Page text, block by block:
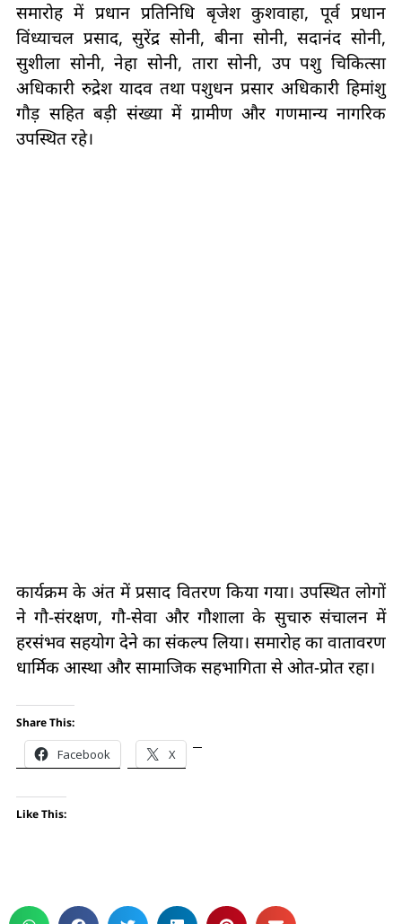
समारोह में प्रधान प्रतिनिधि बृजेश कुशवाहा, पूर्व प्रधान
विंध्याचल प्रसाद, सुरेंद्र सोनी, बीना सोनी, सदानंद सोनी,
सुशीला सोनी, नेहा सोनी, तारा सोनी, उप पशु चिकित्सा
अधिकारी रुद्रेश यादव तथा पशुधन प्रसार अधिकारी हिमांशु
गौड़ सहित बड़ी संख्या में ग्रामीण और गणमान्य नागरिक
उपस्थित रहे।
कार्यक्रम के अंत में प्रसाद वितरण किया गया। उपस्थित लोगों
ने गौ-संरक्षण, गौ-सेवा और गौशाला के सुचारु संचालन में
हरसंभव सहयोग देने का संकल्प लिया। समारोह का वातावरण
धार्मिक आस्था और सामाजिक सहभागिता से ओत-प्रोत रहा।
Share This:
Facebook X
Like This: